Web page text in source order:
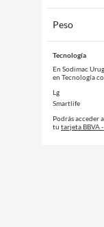
Peso
Tecnología
En Sodimac
en Tecnología
Lg
Smartlife
Podrás acceder
tu tarjeta BBVA -